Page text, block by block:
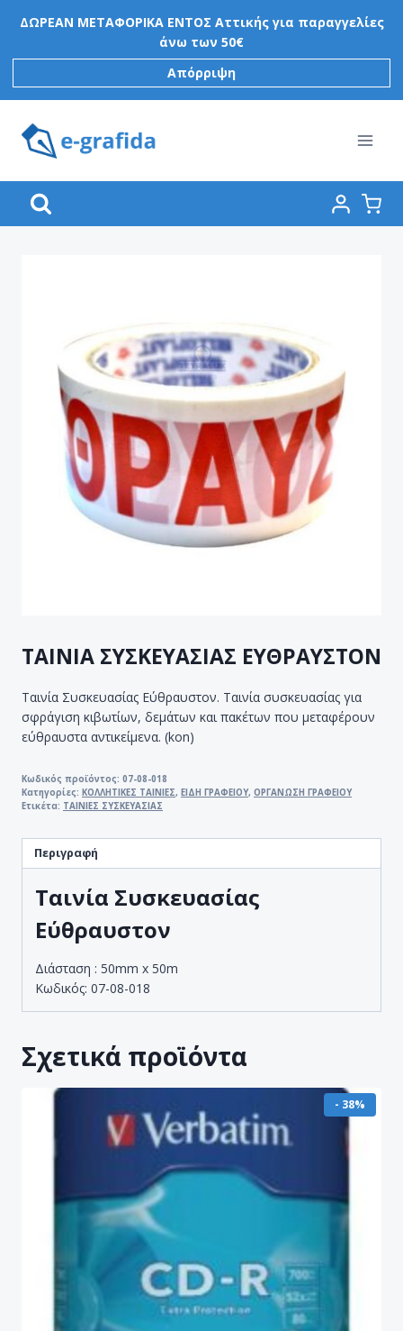
ΔΩΡΕΑΝ ΜΕΤΑΦΟΡΙΚΑ ΕΝΤΟΣ Αττικής για παραγγελίες
άνω των 50€
Απόρριψη
ΤΑΙΝΙΑ ΣΥΣΚΕΥΑΣΙΑΣ ΕΥΘΡΑΥΣΤΟΝ
Ταινία Συσκευασίας Εύθραυστον. Ταινία συσκευασίας για
σφράγιση κιβωτίων, δεμάτων και πακέτων που μεταφέρουν
εύθραυστα αντικείμενα. (kon)
Κωδικός προϊόντος: 07-08-018
Κατηγορίες: ΚΟΛΛΗΤΙΚΕΣ ΤΑΙΝΙΕΣ, ΕΙΔΗ ΓΡΑΦΕΙΟΥ, ΟΡΓΑΝΩΣΗ ΓΡΑΦΕΙΟΥ
Ετικέτα: ΤΑΙΝΙΕΣ ΣΥΣΚΕΥΑΣΙΑΣ
Περιγραφή
Ταινία Συσκευασίας
Εύθραυστον
Διάσταση : 50mm x 50m
Κωδικός: 07-08-018
Σχετικά προϊόντα
- 38%